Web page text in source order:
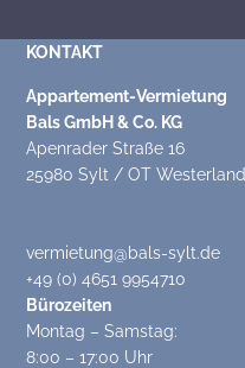
KONTAKT
Appartement-Vermietung
Bals GmbH & Co. KG
Apenrader Straße 16
25980 Sylt / OT Westerland
vermietung@bals-sylt.de
+49 (0) 4651 9954710
Bürozeiten
Montag – Samstag:
8:00 – 17:00 Uhr